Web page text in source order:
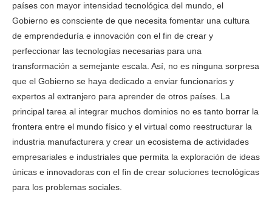
países con mayor intensidad tecnológica del mundo, el
Gobierno es consciente de que necesita fomentar una cultura
de emprendeduría e innovación con el fin de crear y
perfeccionar las tecnologías necesarias para una
transformación a semejante escala. Así, no es ninguna sorpresa
que el Gobierno se haya dedicado a enviar funcionarios y
expertos al extranjero para aprender de otros países. La
principal tarea al integrar muchos dominios no es tanto borrar la
frontera entre el mundo físico y el virtual como reestructurar la
industria manufacturera y crear un ecosistema de actividades
empresariales e industriales que permita la exploración de ideas
únicas e innovadoras con el fin de crear soluciones tecnológicas
para los problemas sociales.